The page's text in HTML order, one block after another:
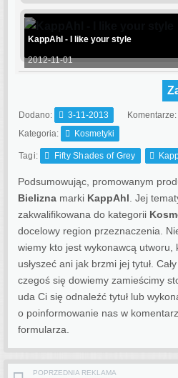
KappAhl - I like your style
2012-11-01
Dodano: 3-11-2013 Komentarze:
Kategoria:
Kosmetyki
Tagi: Fifty Shades of Grey
Podsumowując, promowanym
Bielizna marki KappAhl . Jej
zakwalifikowana do kategorii
docelowy region przeznaczenia.
wiemy kto jest wykonawcą utworu,
usłyszeć ani jak brzmi jej tytuł.
czegoś się dowiemy zamieścimy
uda Ci się odnaleźć tytuł lub
o poinformowanie nas w
formularza.
POPRZEDNIA REKLAMA